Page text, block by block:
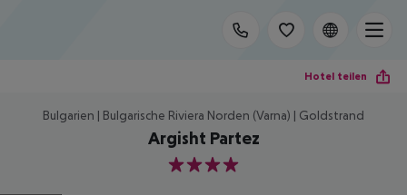
Hotel teilen
Bulgarien | Bulgarische Riviera Norden (Varna) | Goldstrand
Argisht Partez
4